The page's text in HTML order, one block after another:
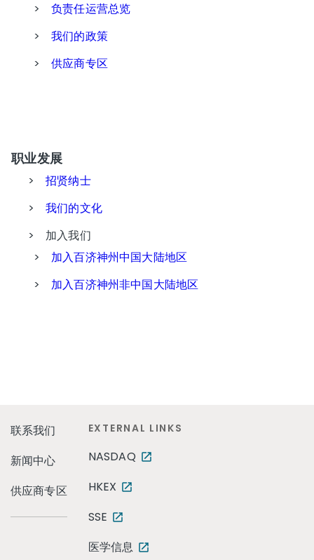
>
负责任运营总览
>
我们的政策
>
供应商专区
职业发展
>
招贤纳士
>
我们的文化
>
加入我们
>
加入百济神州中国大陆地区
>
加入百济神州非中国大陆地区
联系我们
新闻中心
供应商专区
EXTERNAL LINKS
NASDAQ
HKEX
SSE
医学信息